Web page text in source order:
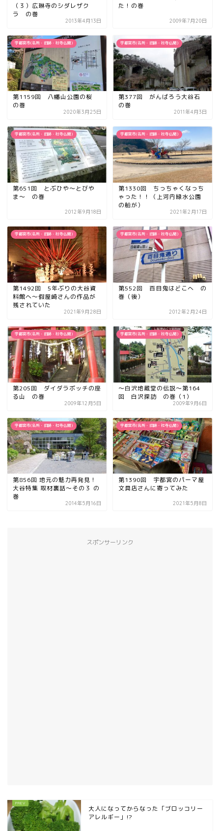
（３）広琳寺のシダレザク
ラ の巻
2013年4月13日
た！の巻
2009年7月20日
宇都宮市(名所・旧跡・社寺仏閣)
第1159回 八幡山公園の桜
の巻
2020年3月25日
宇都宮市(名所・旧跡・社寺仏閣)
第377回 がんばろう大谷石
の巻
2011年4月3日
宇都宮市(名所・旧跡・社寺仏閣)
第651回 とぶひや〜とびや
ま〜 の巻
2012年9月18日
宇都宮市(名所・旧跡・社寺仏閣)
第1330回 ちっちゃくなっち
ゃった！！（上河内緑水公園
の船が）
2021年2月17日
宇都宮市(名所・旧跡・社寺仏閣)
第1492回 5年ぶりの大谷資
料館へ〜假屋崎さんの作品が
残されていた
2021年9月28日
宇都宮市(名所・旧跡・社寺仏閣)
第552回 百目鬼はどこへ の
巻（後）
2012年2月24日
宇都宮市(名所・旧跡・社寺仏閣)
第205回 ダイダラボッチの座
る山 の巻
2009年12月5日
宇都宮市(名所・旧跡・社寺仏閣)
〜白沢地蔵堂の伝説〜第164
回 白沢探訪 の巻（1）
2009年9月6日
宇都宮市(名所・旧跡・社寺仏閣)
第856回 地元の魅力再発見！
大谷特集 取材裏話〜その３ の
巻
2014年5月16日
宇都宮市(名所・旧跡・社寺仏閣)
第1390回 宇都宮のパーマ屋
文具店さんに寄ってみた
2021年5月8日
スポンサーリンク
大人になってからなった「ブロッコリー
アレルギー」!?